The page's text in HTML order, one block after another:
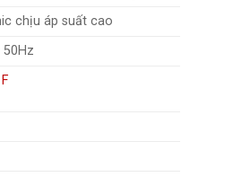
chịu áp suất cao